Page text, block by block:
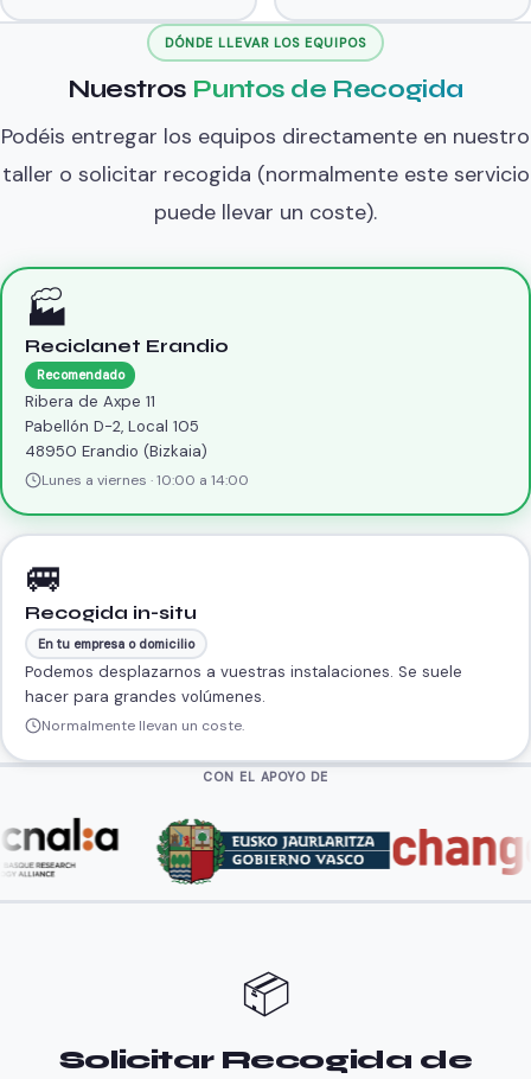
DÓNDE LLEVAR LOS EQUIPOS
Nuestros Puntos de Recogida
Podéis entregar los equipos directamente en nuestro
taller o solicitar recogida (normalmente este servicio
puede llevar un coste).
🏭
Reciclanet Erandio
Recomendado
Ribera de Axpe 11
Pabellón D-2, Local 105
48950 Erandio (Bizkaia)
Lunes a viernes · 10:00 a 14:00
🚐
Recogida in-situ
En tu empresa o domicilio
Podemos desplazarnos a vuestras instalaciones. Se suele
hacer para grandes volúmenes.
Normalmente llevan un coste.
CON EL APOYO DE
📦
Solicitar Recogida de